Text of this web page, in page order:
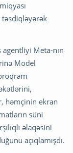
təsdiqləyərək
Meta-nın
Model
həmçinin ekran
süni
əlaqəsini
açıqlamışdı.